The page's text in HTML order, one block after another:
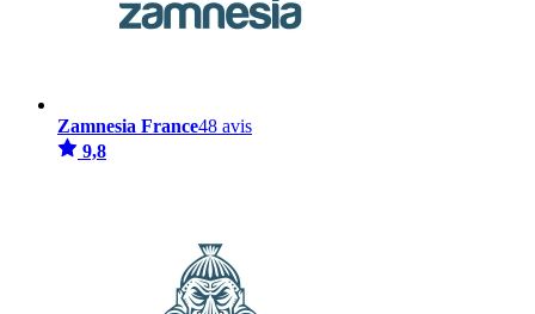
Zamnesia France48 avis
9,8